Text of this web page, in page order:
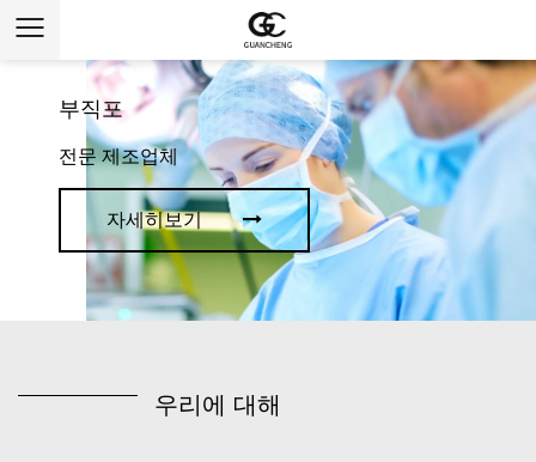
부직포
전문 제조업체
자세히보기
우리에 대해